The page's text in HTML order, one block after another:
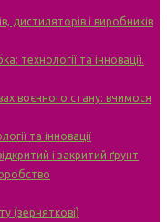
і виробників
технології та інновації.
воєнного стану: вчимося
та інновації
і закритий ґрунт
(зерняткові)